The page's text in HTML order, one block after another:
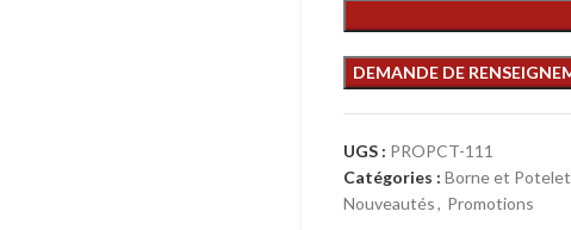
UGS : PROPCT-111
Catégories : Borne et Potelet
Nouveautés, Promotions